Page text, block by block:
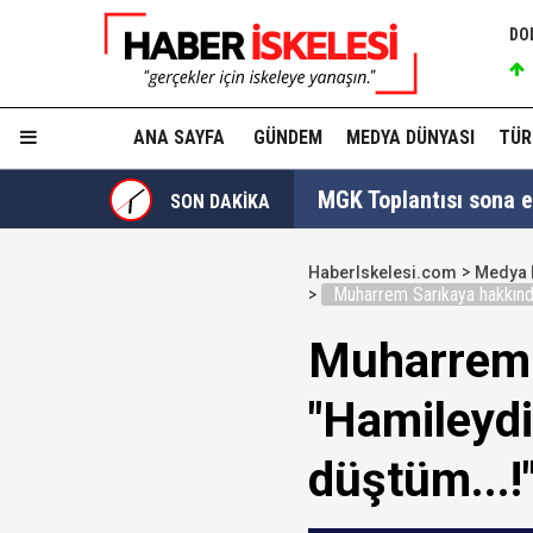
ANA SAYFA GÜNDEM MEDYA DÜNYASI
SON DAKİKA MGK Toplantısı
İzmit Belediyesi'nde
Hakkında fezleke
Hangi suçlar kapsam
Devlet Bahçeli'den
HaberIskelesi.com Medya
Muharrem Sarıkaya